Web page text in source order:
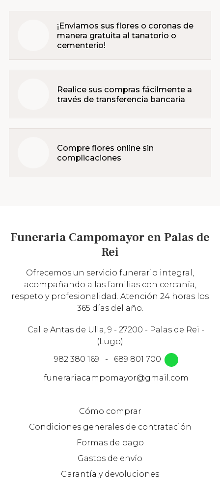
¡Enviamos sus flores o coronas de
manera gratuita al tanatorio o
cementerio!
Realice sus compras fácilmente a
través de transferencia bancaria
Compre flores online sin
complicaciones
Funeraria Campomayor en Palas de
Rei
Ofrecemos un servicio funerario integral,
acompañando a las familias con cercanía,
respeto y profesionalidad. Atención 24 horas los
365 días del año.
Calle Antas de Ulla, 9 - 27200 - Palas de Rei -
(Lugo)
982 380 169
-
689 801 700
funerariacampomayor@gmail.com
Cómo comprar
Condiciones generales de contratación
Formas de pago
Gastos de envío
Garantía y devoluciones